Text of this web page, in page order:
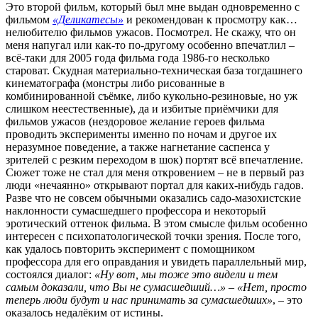
Это второй фильм, который был мне выдан одновременно с
фильмом «Деликатесы» и рекомендован к просмотру как…
нелюбителю фильмов ужасов. Посмотрел. Не скажу, что он
меня напугал или как-то по-другому особенно впечатлил –
всё-таки для 2005 года фильма года 1986-го несколько
староват. Скудная материально-техническая база тогдашнего
кинематографа (монстры либо рисованные в
комбинированной съёмке, либо кукольно-резиновые, но уж
слишком неестественные), да и избитые приёмчики для
фильмов ужасов (нездоровое желание героев фильма
проводить эксперименты именно по ночам и другое их
неразумное поведение, а также нагнетание саспенса у
зрителей с резким переходом в шок) портят всё впечатление.
Сюжет тоже не стал для меня откровением – не в первый раз
люди «нечаянно» открывают портал для каких-нибудь гадов.
Разве что не совсем обычными оказались садо-мазохистские
наклонности сумасшедшего профессора и некоторый
эротический оттенок фильма. В этом смысле фильм особенно
интересен с психопатологической точки зрения. После того,
как удалось повторить эксперимент с помощником
профессора для его оправдания и увидеть параллельный мир,
состоялся диалог: «Ну вот, мы тоже это видели и тем
самым доказали, что Вы не сумасшедший…» – «Нет, просто
теперь люди будут и нас принимать за сумасшедших», – это
оказалось недалёким от истины.